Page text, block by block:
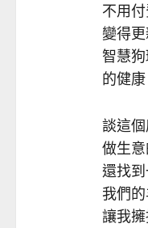
不用
變得
智慧
的健
談這
做生
還找
我們
讓我